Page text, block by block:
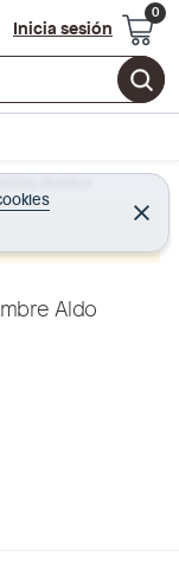
Inicia sesión
C
e
r
Hombre
Aldo